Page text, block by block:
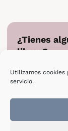
Utilizamos
servicio.
¿Tienes
libros?
directamente.